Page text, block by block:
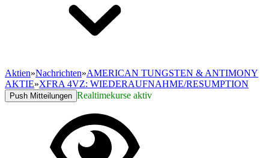
Aktien»Nachrichten»AMERICAN TUNGSTEN & ANTIMONY
AKTIE»XFRA 4VZ: WIEDERAUFNAHME/RESUMPTION
Push Mitteilungen Realtimekurse aktiv